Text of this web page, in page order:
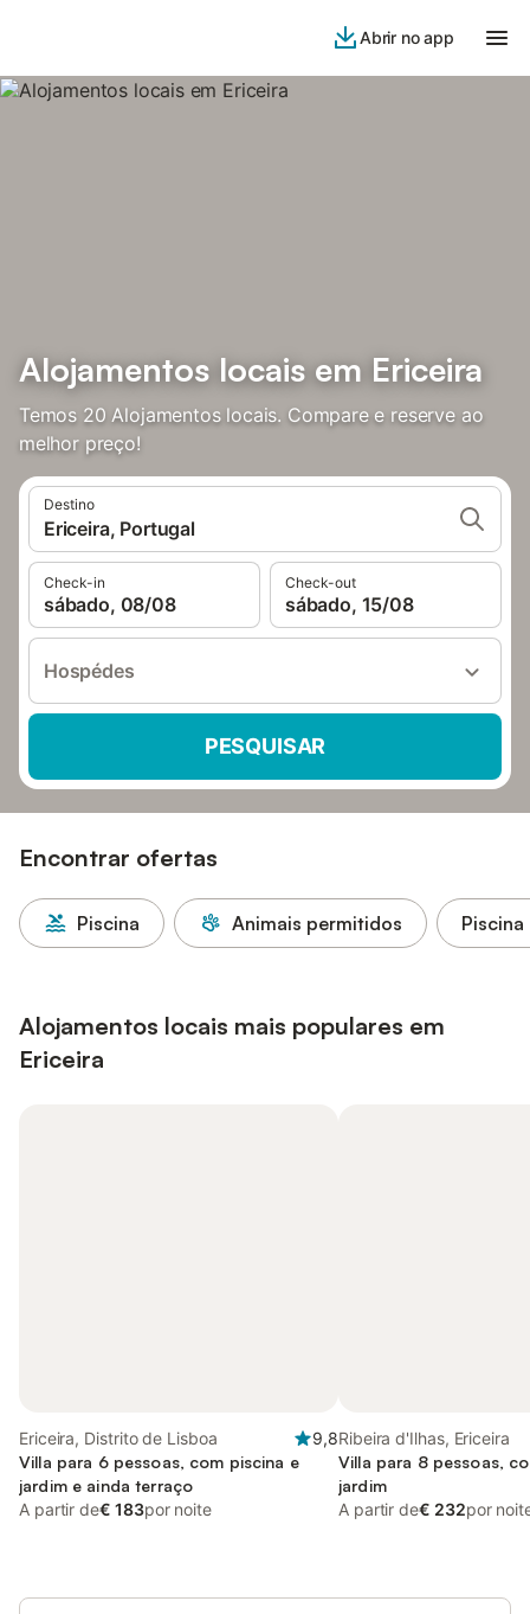
Abrir no app
Alojamentos locais em Ericeira
Temos 20 Alojamentos locais. Compare e reserve ao
melhor preço!
Destino
Ericeira, Portugal
Check-in
sábado, 08/08
Check-out
sábado, 15/08
Hospédes
PESQUISAR
Encontrar ofertas
Piscina Animais permitidos
Alojamentos locais mais populares em
Ericeira
Ericeira, Distrito de Lisboa
9,8
Villa para 6 pessoas, com piscina e
jardim e ainda terraço
A partir de€ 183por noite
Ribeira d'Ilhas, Ericeira
Villa para 8 pessoas,
jardim
A partir de€ 232por